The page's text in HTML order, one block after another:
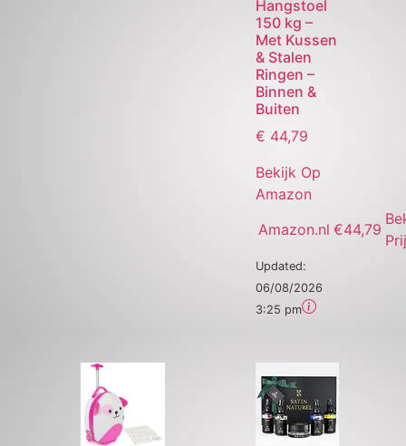
Hangstoel
150 kg –
Met Kussen
& Stalen
Ringen –
Binnen &
Buiten
€ 44,79
Bekijk Op
Amazon
Amazon.nl €44,79
Updated:
06/08/2026
3:25 pm